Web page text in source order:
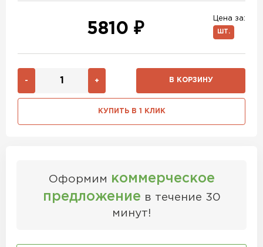
Цена за:
ШТ.
5810 ₽
- + В КОРЗИНУ
КУПИТЬ В 1 КЛИК
Оформим коммерческое
предложение в течение 30
минут!